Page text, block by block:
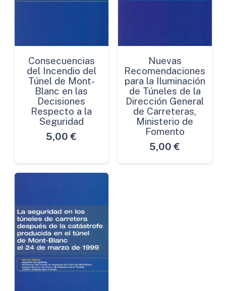
Consecuencias
del Incendio del
Túnel de Mont-
Blanc en las
Decisiones
Respecto a la
Seguridad
5,00 €
Nuevas
Recomendaciones
para la Iluminación
de Túneles de la
Dirección General
de Carreteras,
Ministerio de
Fomento
5,00 €